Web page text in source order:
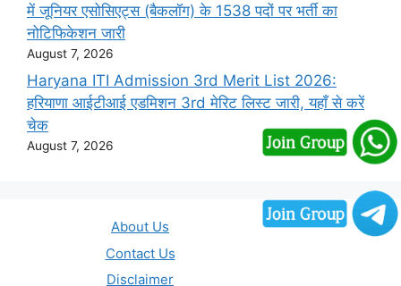
में जूनियर एसोसिएट्स (बैकलॉग) के 1538 पदों पर भर्ती का
नोटिफिकेशन जारी
August 7, 2026
Haryana ITI Admission 3rd Merit List 2026:
हरियाणा आईटीआई एडमिशन 3rd मेरिट लिस्ट जारी, यहाँ से करें
चेक
August 7, 2026
About Us
Contact Us
Disclaimer